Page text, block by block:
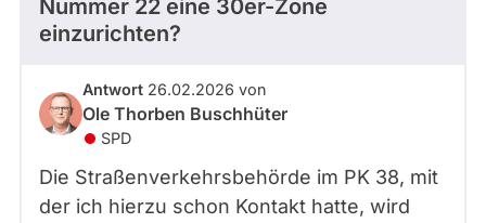
Nummer 22 eine 30er-Zone
einzurichten?
Antwort 26.02.2026 von
Ole Thorben Buschhüter
SPD
Die Straßenverkehrsbehörde im PK 38, mit
der ich hierzu schon Kontakt hatte, wird